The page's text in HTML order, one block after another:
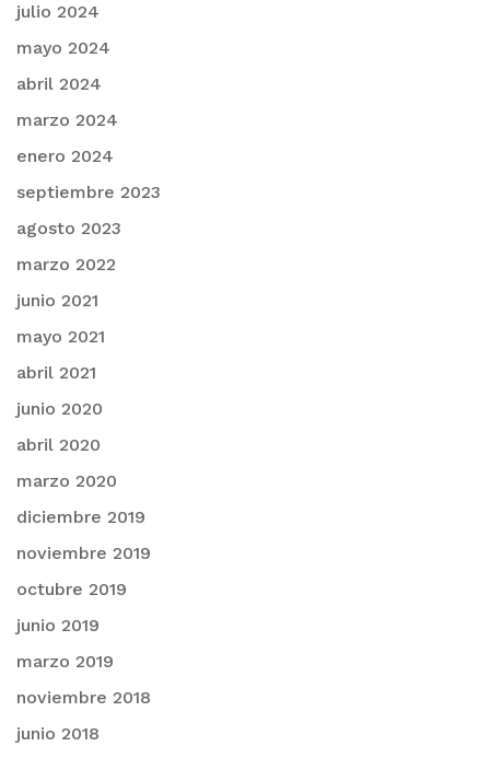
julio 2024
mayo 2024
abril 2024
marzo 2024
enero 2024
septiembre 2023
agosto 2023
marzo 2022
junio 2021
mayo 2021
abril 2021
junio 2020
abril 2020
marzo 2020
diciembre 2019
noviembre 2019
octubre 2019
junio 2019
marzo 2019
noviembre 2018
junio 2018